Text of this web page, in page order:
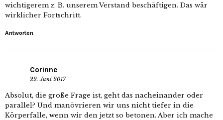
wichtigerem z. B. unserem Verstand beschäftigen. Das wär
wirklicher Fortschritt.
Antworten
Corinne
22. Juni 2017
Absolut, die große Frage ist, geht das nacheinander oder
parallel? Und manövrieren wir uns nicht tiefer in die
Körperfalle, wenn wir den jetzt so betonen. Aber ich mache